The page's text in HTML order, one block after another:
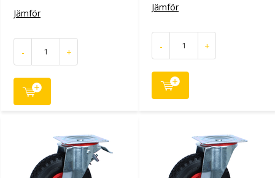
Jämför
- +
Jämför
- +